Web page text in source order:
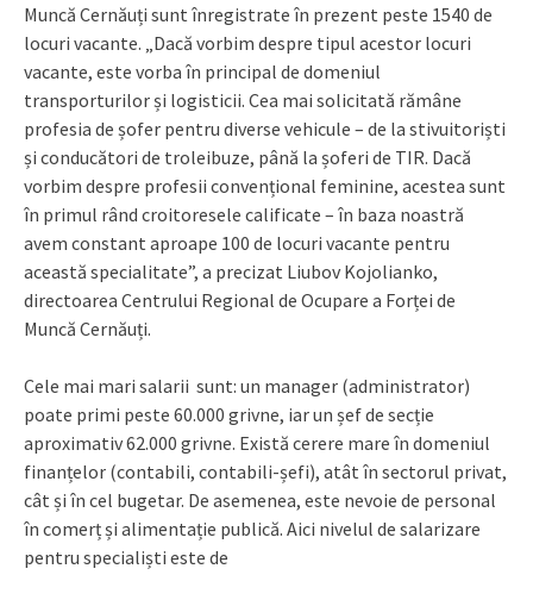
Muncă Cernăuți sunt înregistrate în prezent peste 1540 de
locuri vacante. „Dacă vorbim despre tipul acestor locuri
vacante, este vorba în principal de domeniul
transporturilor și logisticii. Cea mai solicitată rămâne
profesia de șofer pentru diverse vehicule – de la stivuitoriști
și conducători de troleibuze, până la șoferi de TIR. Dacă
vorbim despre profesii convențional feminine, acestea sunt
în primul rând croitoresele calificate – în baza noastră
avem constant aproape 100 de locuri vacante pentru
această specialitate”, a precizat Liubov Kojolianko,
directoarea Centrului Regional de Ocupare a Forței de
Muncă Cernăuți.
Cele mai mari salarii sunt: un manager (administrator)
poate primi peste 60.000 grivne, iar un șef de secție
aproximativ 62.000 grivne. Există cerere mare în domeniul
finanțelor (contabili, contabili-șefi), atât în sectorul privat,
cât și în cel bugetar. De asemenea, este nevoie de personal
în comerț și alimentație publică. Aici nivelul de salarizare
pentru specialiști este de